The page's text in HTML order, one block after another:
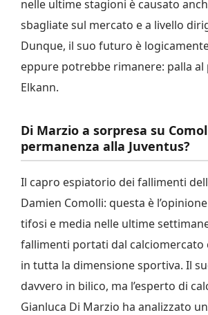
nelle ultime stagioni è causato
sbagliate sul mercato e a livello
Dunque, il suo futuro è
eppure potrebbe rimanere: palla al
Elkann.
Di Marzio a sorpresa su
permanenza alla Juventus?
Il capro espiatorio dei fallimenti
Damien Comolli: questa è
tifosi e media nelle ultime
fallimenti portati dal calciomercato
in tutta la dimensione sportiva. Il
davvero in bilico, ma l’esperto di
Gianluca Di Marzio ha analizzato